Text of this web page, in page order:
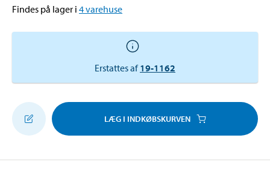
Findes på lager i 4varehuse
Erstattes af 19-1162
LÆG I INDKØBSKURVEN